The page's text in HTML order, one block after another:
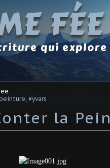
qui
#yvars
la